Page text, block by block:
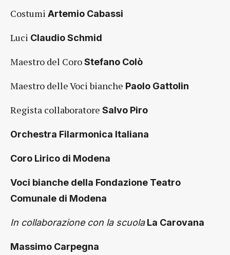
Costumi Artemio Cabassi
Luci Claudio Schmid
Maestro del CoroStefano Colò
Maestro delle Voci bianche Paolo Gattolin
Regista collaboratore Salvo Piro
Orchestra Filarmonica Italiana
Coro Lirico di Modena
Voci bianche della Fondazione Teatro
Comunale di Modena
In collaborazione con la scuola La Carovana
Massimo Carpegna